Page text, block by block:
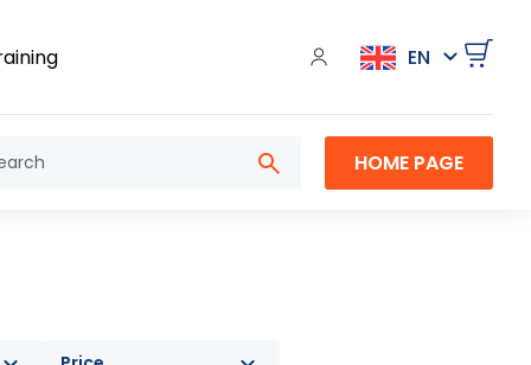
HOME PAGE